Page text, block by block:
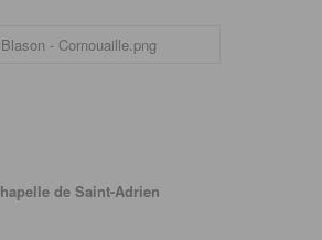
de Saint-Adrien